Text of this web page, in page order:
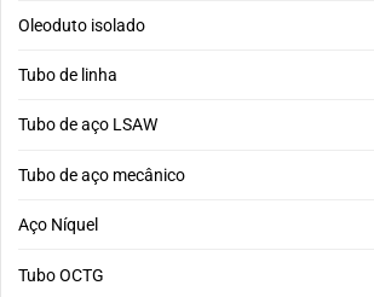
Oleoduto isolado
Tubo de linha
Tubo de aço LSAW
Tubo de aço mecânico
Aço Níquel
Tubo OCTG